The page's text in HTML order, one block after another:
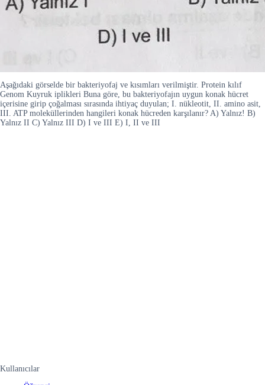
Aşağıdaki görselde bir bakteriyofaj ve kısımları verilmiştir. Protein kılıf
Genom Kuyruk iplikleri Buna göre, bu bakteriyofajın uygun konak hücret
içerisine girip çoğalması sırasında ihtiyaç duyulan; I. nükleotit, II. amino asit,
III. ATP moleküllerinden hangileri konak hücreden karşılanır? A) Yalnız! B)
Yalnız II C) Yalnız III D) I ve III E) I, II ve III
Kullanıcılar